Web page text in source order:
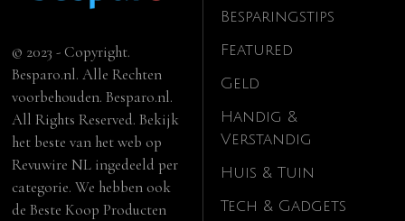
© 2023 - Copyright.
Besparo.nl. Alle Rechten
voorbehouden. Besparo.nl.
All Rights Reserved. Bekijk
het beste van het web op
Revuwire NL ingedeeld per
categorie. We hebben ook
deBeste Koop Producten
Besparingstips
Featured
Geld
Handig &
Verstandig
Huis & Tuin
Tech & Gadgets